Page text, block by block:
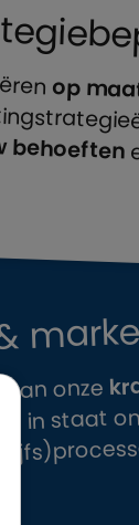
op
behoeften
van onze
wij in staat